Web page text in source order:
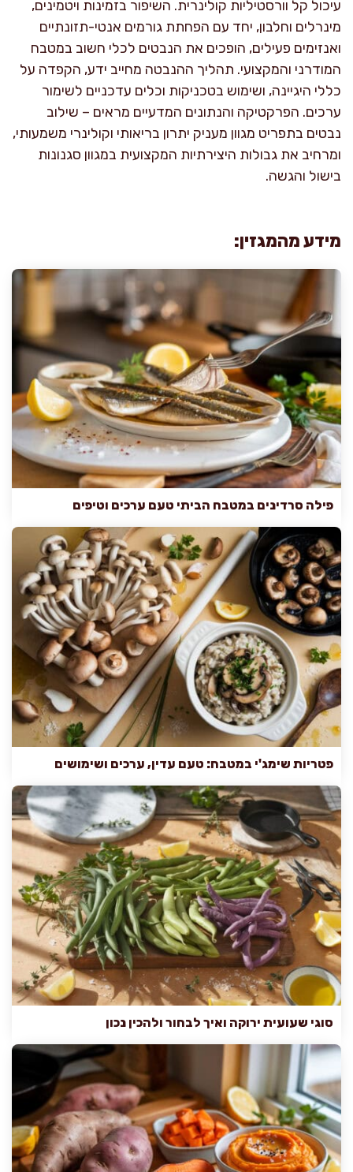
עיכול קל וורסטיליות קולינרית. השיפור בזמינות ויטמינים,
מינרלים וחלבון, יחד עם הפחתת גורמים אנטי-תזונתיים
ואנזימים פעילים, הופכים את הנבטים לכלי חשוב במטבח
המודרני והמקצועי. תהליך ההנבטה מחייב ידע, הקפדה על
כללי היגיינה, ושימוש בטכניקות וכלים עדכניים לשימור
ערכים. הפרקטיקה והנתונים המדעיים מראים – שילוב
נבטים בתפריט מגוון מעניק יתרון בריאותי וקולינרי משמעותי,
ומרחיב את גבולות היצירתיות המקצועית במגוון סגנונות
בישול והגשה.
מידע מהמגזין:
פילה סרדינים במטבח הביתי טעם ערכים וטיפים
פטריות שימג'י במטבח: טעם עדין, ערכים ושימושים
סוגי שעועית ירוקה ואיך לבחור ולהכין נכון